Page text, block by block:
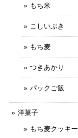
もち米
こしいぶき
もち麦
つきあかり
パックご飯
洋菓子
もち麦クッキー